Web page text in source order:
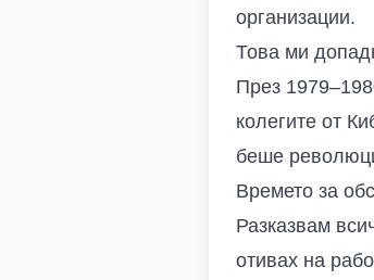
организации.
Това ми
През
колегите от
беше
Времето за
Разказвам
отивах на